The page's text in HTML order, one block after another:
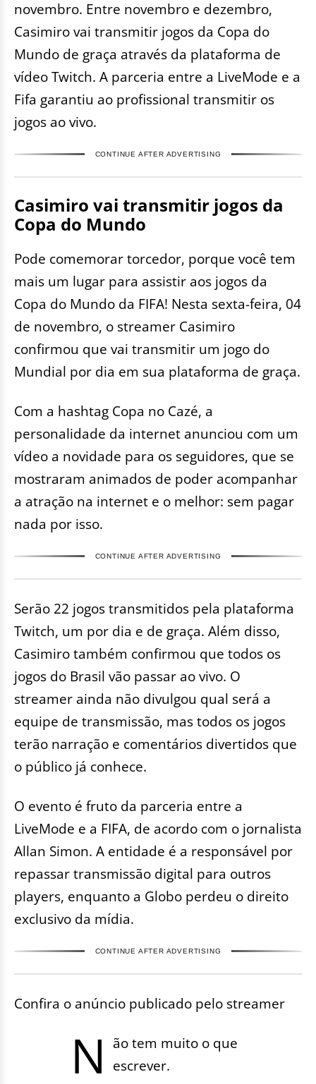
novembro. Entre novembro e dezembro,
Casimiro vai transmitir jogos da Copa do
Mundo de graça através da plataforma de
vídeo Twitch. A parceria entre a LiveMode e a
Fifa garantiu ao profissional transmitir os
jogos ao vivo.
CONTINUE AFTER ADVERTISING
Casimiro vai transmitir jogos da
Copa do Mundo
Pode comemorar torcedor, porque você tem
mais um lugar para assistir aos jogos da
Copa do Mundo da FIFA! Nesta sexta-feira, 04
de novembro, o streamer Casimiro
confirmou que vai transmitir um jogo do
Mundial por dia em sua plataforma de graça.
Com a hashtag Copa no Cazé, a
personalidade da internet anunciou com um
vídeo a novidade para os seguidores, que se
mostraram animados de poder acompanhar
a atração na internet e o melhor: sem pagar
nada por isso.
CONTINUE AFTER ADVERTISING
Serão 22 jogos transmitidos pela plataforma
Twitch, um por dia e de graça. Além disso,
Casimiro também confirmou que todos os
jogos do Brasil vão passar ao vivo. O
streamer ainda não divulgou qual será a
equipe de transmissão, mas todos os jogos
terão narração e comentários divertidos que
o público já conhece.
O evento é fruto da parceria entre a
LiveMode e a FIFA, de acordo com o jornalista
Allan Simon. A entidade é a responsável por
repassar transmissão digital para outros
players, enquanto a Globo perdeu o direito
exclusivo da mídia.
CONTINUE AFTER ADVERTISING
Confira o anúncio publicado pelo streamer
N
ão tem muito o que
escrever.